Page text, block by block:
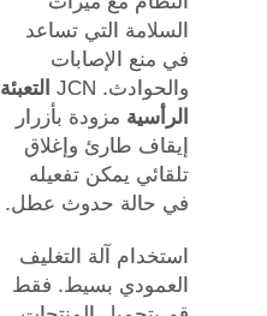
السلامة التي تساعد
في منع الإصابات
والحوادث. JCN
التعبئة
الرأسية مزودة بأزرار
إيقاف طارئ وإغلاق
تلقائي يمكن تفعيله
في حالة حدوث عطل.
استخدام آلة التغليف
العمودي بسيط. فقط